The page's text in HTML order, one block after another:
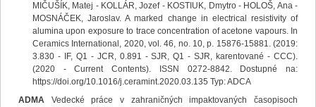
MIČUŠÍK, Matej - KOLLÁR, Jozef - KOSTIUK, Dmytro - HOLOŠ, Ana -
MOSNÁČEK, Jaroslav. A marked change in electrical resistivity of
alumina upon exposure to trace concentration of acetone vapours. In
Ceramics International, 2020, vol. 46, no. 10, p. 15876-15881. (2019:
3.830 - IF, Q1 - JCR, 0.891 - SJR, Q1 - SJR, karentované - CCC).
(2020 - Current Contents). ISSN 0272-8842. Dostupné na:
https://doi.org/10.1016/j.ceramint.2020.03.135 Typ: ADCA
ADMA Vedecké práce v zahraničných impaktovaných časopisoch